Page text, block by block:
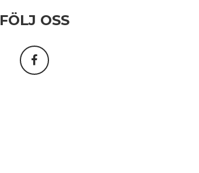
FÖLJ OSS
Facebook